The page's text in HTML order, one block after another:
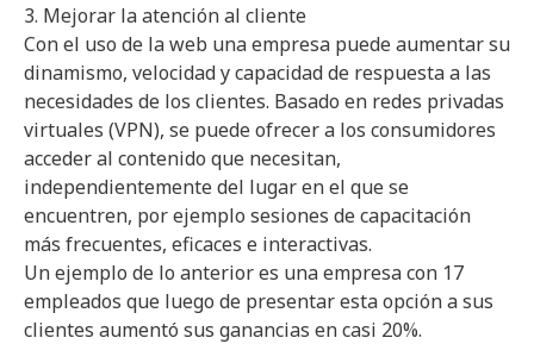
3. Mejorar la atención al cliente
Con el uso de la web una empresa puede aumentar su
dinamismo, velocidad y capacidad de respuesta a las
necesidades de los clientes. Basado en redes privadas
virtuales (VPN), se puede ofrecer a los consumidores
acceder al contenido que necesitan,
independientemente del lugar en el que se
encuentren, por ejemplo sesiones de capacitación
más frecuentes, eficaces e interactivas.
Un ejemplo de lo anterior es una empresa con 17
empleados que luego de presentar esta opción a sus
clientes aumentó sus ganancias en casi 20%.